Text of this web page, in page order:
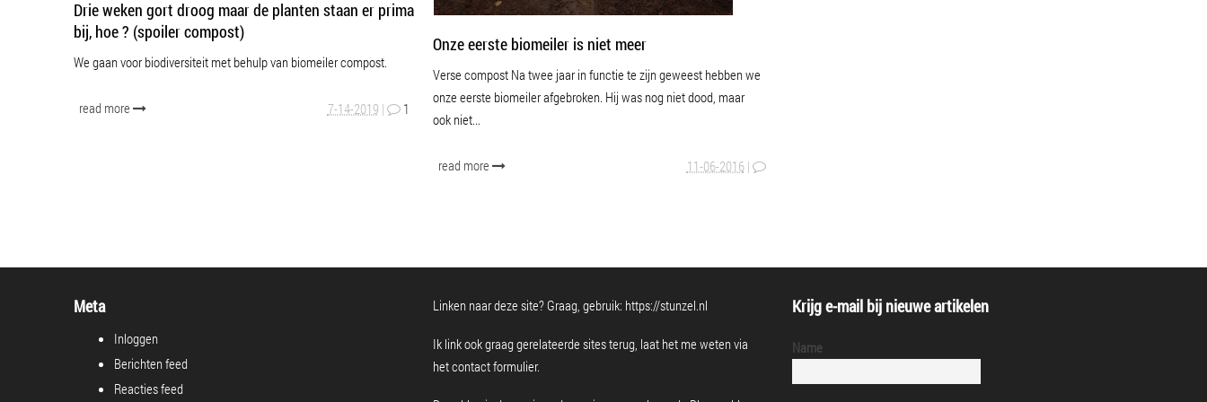
Drie weken gort droog maar de planten staan er prima
bij, hoe ? (spoiler compost)
We gaan voor biodiversiteit met behulp van biomeiler compost.
read more 7-14-2019 | 1
Onze eerste biomeiler is niet meer
Verse compost Na twee jaar in functie te zijn geweest hebben we
onze eerste biomeiler afgebroken. Hij was nog niet dood, maar
ook niet...
read more 11-06-2016 |
Meta
Inloggen
Berichten feed
Reacties feed
Linken naar deze site? Graag, gebruik: https://stunzel.nl
Ik link ook graag gerelateerde sites terug, laat het me weten via
hetcontact formulier.
Krijg e-mail bij nieuwe artikelen
Name